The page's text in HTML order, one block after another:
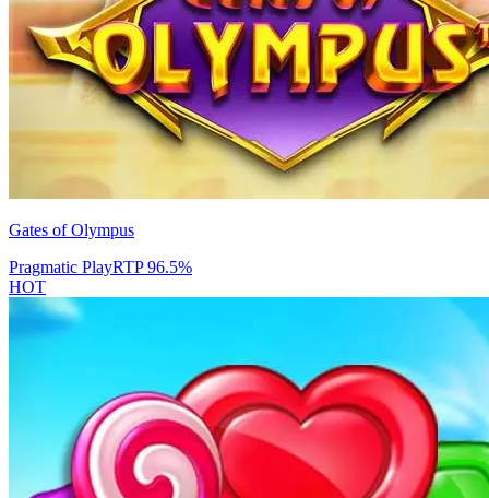
Gates of Olympus
Pragmatic PlayRTP96.5%
HOT